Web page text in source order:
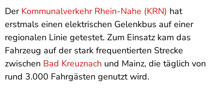
Der Kommunalverkehr Rhein-Nahe (KRN) hat
erstmals einen elektrischen Gelenkbus auf einer
regionalen Linie getestet. Zum Einsatz kam das
Fahrzeug auf der stark frequentierten Strecke
zwischen Bad Kreuznach und Mainz, die täglich von
rund 3.000 Fahrgästen genutzt wird.